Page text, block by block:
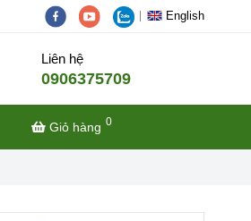
English
Liên hệ
0906375709
Giỏ hàng 0